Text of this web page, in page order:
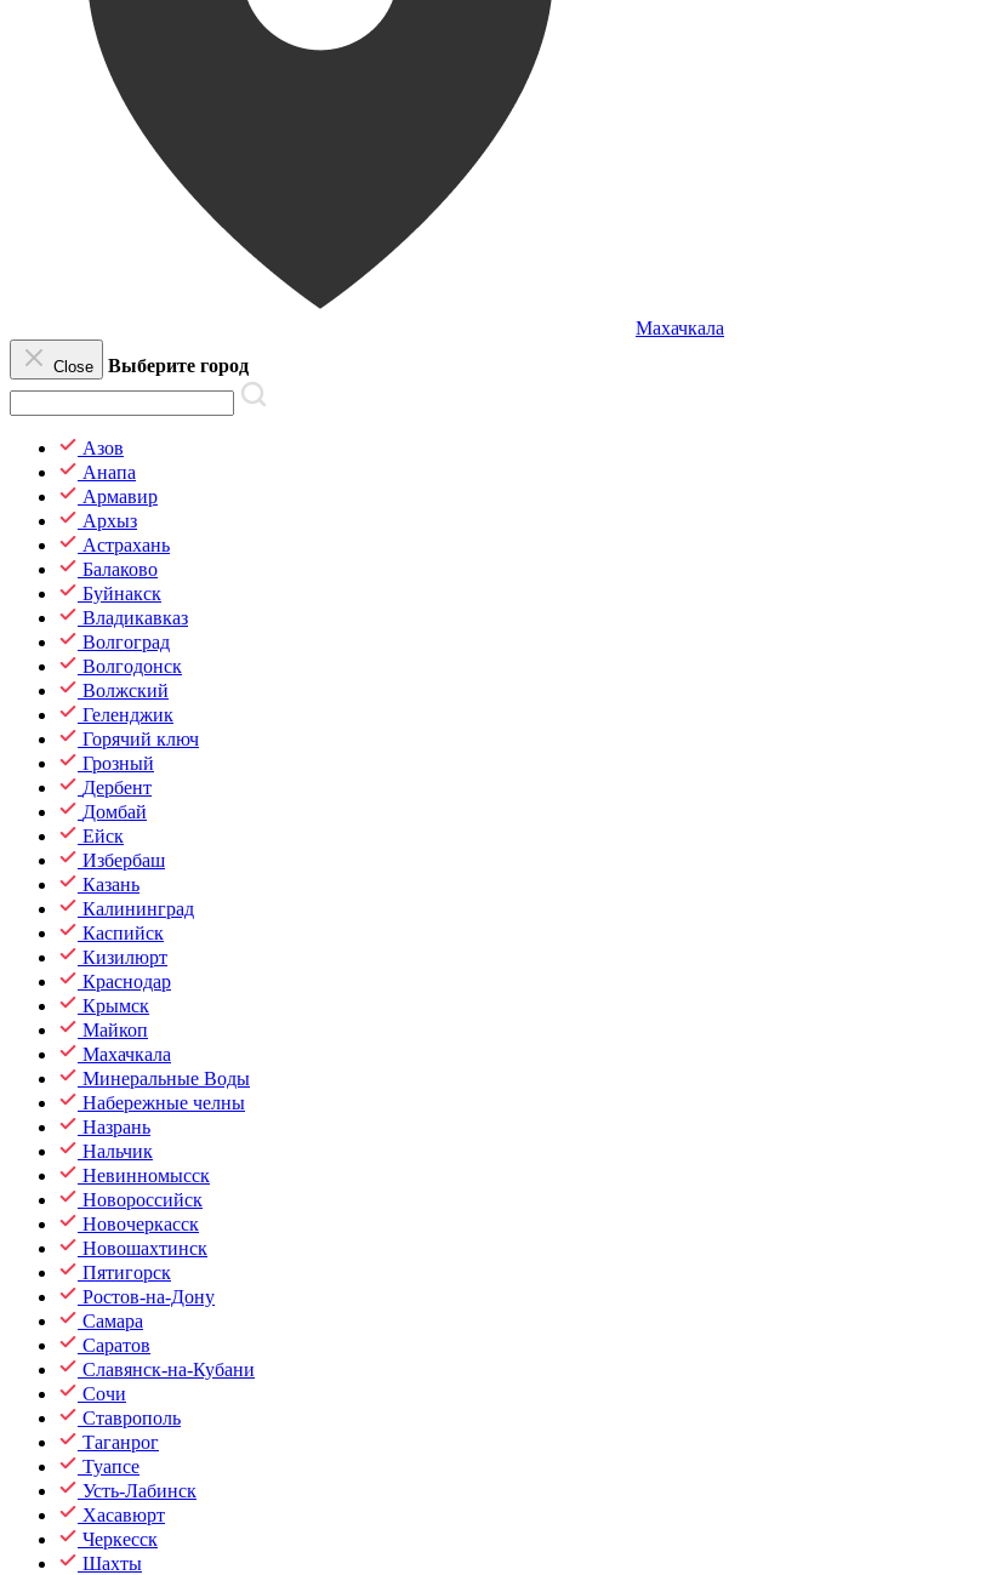
Махачкала
Close Выберите город
Азов
Анапа
Армавир
Архыз
Астрахань
Балаково
Буйнакск
Владикавказ
Волгоград
Волгодонск
Волжский
Геленджик
Горячий ключ
Грозный
Дербент
Домбай
Ейск
Избербаш
Казань
Калининград
Каспийск
Кизилюрт
Краснодар
Крымск
Майкоп
Махачкала
Минеральные Воды
Набережные челны
Назрань
Нальчик
Невинномысск
Новороссийск
Новочеркасск
Новошахтинск
Пятигорск
Ростов-на-Дону
Самара
Саратов
Славянск-на-Кубани
Сочи
Ставрополь
Таганрог
Туапсе
Усть-Лабинск
Хасавюрт
Черкесск
Шахты